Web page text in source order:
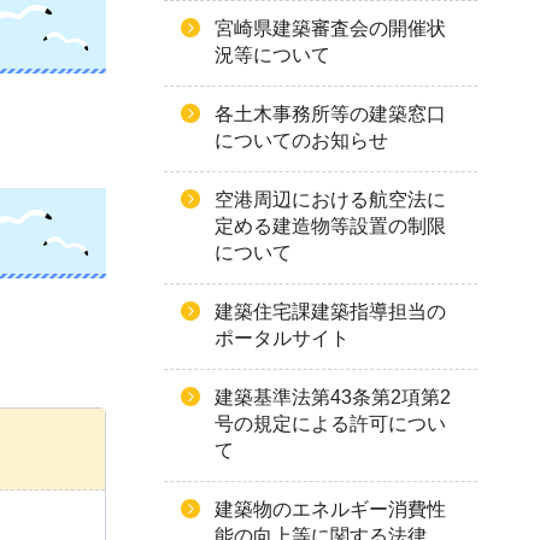
宮崎県建築審査会の開催状
況等について
各土木事務所等の建築窓口
についてのお知らせ
空港周辺における航空法に
定める建造物等設置の制限
について
建築住宅課建築指導担当の
ポータルサイト
建築基準法第43条第2項第2
号の規定による許可につい
て
建築物のエネルギー消費性
能の向上等に関する法律